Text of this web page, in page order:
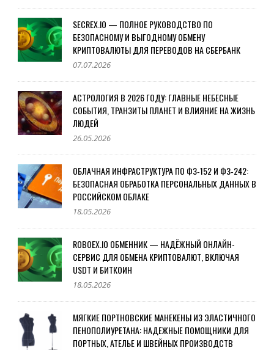
SECREX.IO — ПОЛНОЕ РУКОВОДСТВО ПО
БЕЗОПАСНОМУ И ВЫГОДНОМУ ОБМЕНУ
КРИПТОВАЛЮТЫ ДЛЯ ПЕРЕВОДОВ НА СБЕРБАНК
07.07.2026
АСТРОЛОГИЯ В 2026 ГОДУ: ГЛАВНЫЕ НЕБЕСНЫЕ
СОБЫТИЯ, ТРАНЗИТЫ ПЛАНЕТ И ВЛИЯНИЕ НА ЖИЗНЬ
ЛЮДЕЙ
26.05.2026
ОБЛАЧНАЯ ИНФРАСТРУКТУРА ПО ФЗ‑152 И ФЗ‑242:
БЕЗОПАСНАЯ ОБРАБОТКА ПЕРСОНАЛЬНЫХ ДАННЫХ В
РОССИЙСКОМ ОБЛАКЕ
18.05.2026
ROBOEX.IO ОБМЕННИК — НАДЁЖНЫЙ ОНЛАЙН-
СЕРВИС ДЛЯ ОБМЕНА КРИПТОВАЛЮТ, ВКЛЮЧАЯ
USDT И БИТКОИН
18.05.2026
МЯГКИЕ ПОРТНОВСКИЕ МАНЕКЕНЫ ИЗ ЭЛАСТИЧНОГО
ПЕНОПОЛИУРЕТАНА: НАДЕЖНЫЕ ПОМОЩНИКИ ДЛЯ
ПОРТНЫХ, АТЕЛЬЕ И ШВЕЙНЫХ ПРОИЗВОДСТВ